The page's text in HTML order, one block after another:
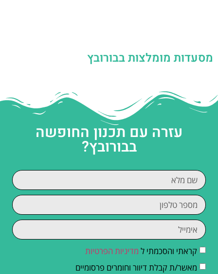
מסעדות מומלצות בבורובץ
עזרה עם תכנון החופשה
בבורובץ?
קראתי והסכמתי ל מדיניות הפרטיות
מאשר/ת קבלת דיוור וחומרים פרסומיים